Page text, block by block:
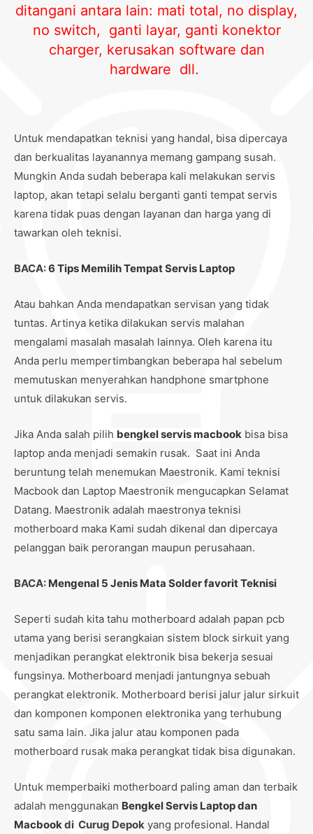
ditangani antara lain: mati total, no display,
no switch, ganti layar, ganti konektor
charger, kerusakan software dan
hardware dll.
Untuk mendapatkan teknisi yang handal, bisa dipercaya
dan berkualitas layanannya memang gampang susah.
Mungkin Anda sudah beberapa kali melakukan servis
laptop, akan tetapi selalu berganti ganti tempat servis
karena tidak puas dengan layanan dan harga yang di
tawarkan oleh teknisi.
BACA:6 Tips Memilih Tempat Servis Laptop
Atau bahkan Anda mendapatkan servisan yang tidak
tuntas. Artinya ketika dilakukan servis malahan
mengalami masalah masalah lainnya. Oleh karena itu
Anda perlu mempertimbangkan beberapa hal sebelum
memutuskan menyerahkan handphone smartphone
untuk dilakukan servis.
Jika Anda salah pilih bengkel servis macbook bisa bisa
laptop anda menjadi semakin rusak. Saat ini Anda
beruntung telah menemukan Maestronik. Kami teknisi
Macbook dan Laptop Maestronik mengucapkan Selamat
Datang. Maestronik adalah maestronya teknisi
motherboard maka Kami sudah dikenal dan dipercaya
pelanggan baik perorangan maupun perusahaan.
BACA: Mengenal 5 Jenis Mata Solder favorit Teknisi
Seperti sudah kita tahu motherboard adalah papan pcb
utama yang berisi serangkaian sistem block sirkuit yang
menjadikan perangkat elektronik bisa bekerja sesuai
fungsinya. Motherboard menjadi jantungnya sebuah
perangkat elektronik. Motherboard berisi jalur jalur sirkuit
dan komponen komponen elektronika yang terhubung
satu sama lain. Jika jalur atau komponen pada
motherboard rusak maka perangkat tidak bisa digunakan.
Untuk memperbaiki motherboard paling aman dan terbaik
adalah menggunakan Bengkel Servis Laptop dan
Macbook di Curug Depok yang profesional. Handal